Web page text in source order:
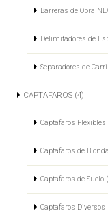
Barreras de Obra
Delimitadores de
Separadores de
CAPTAFAROS (4)
Captafaros Flexibles
Captafaros de
Captafaros de Suelo
Captafaros Diversos